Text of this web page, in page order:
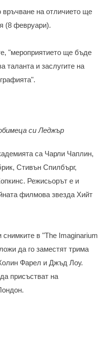
на отличието ще
(8 февруари).
"мероприятието ще бъде
таланта и заслугите на
си Леджър
са Чарли Чаплин,
Стивън Спилбърг,
Режисьорът е и
филмова звезда Хийт
в "The Imaginarium
да го заместят трима
Фарел и Джъд Лоу.
присъстват на